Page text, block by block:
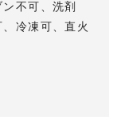
不可、洗剤
冷凍可、直火